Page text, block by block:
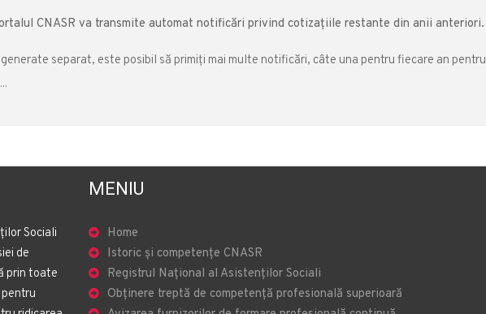
CNASR va transmite automat notificări privind cotizațiile restante din anii anteriori.
separat, este posibil să primiți mai multe notificări, câte una pentru fiecare an pentru
Sociali
de
prin toate
MENIU
Home
Istoric și competențe CNASR
Registrul Național al Asistenților Sociali
Obținere treptă de competență profesională superioară